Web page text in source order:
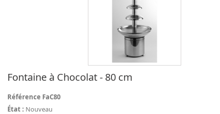
Fontaine à Chocolat - 80 cm
Référence FaC80
État : Nouveau